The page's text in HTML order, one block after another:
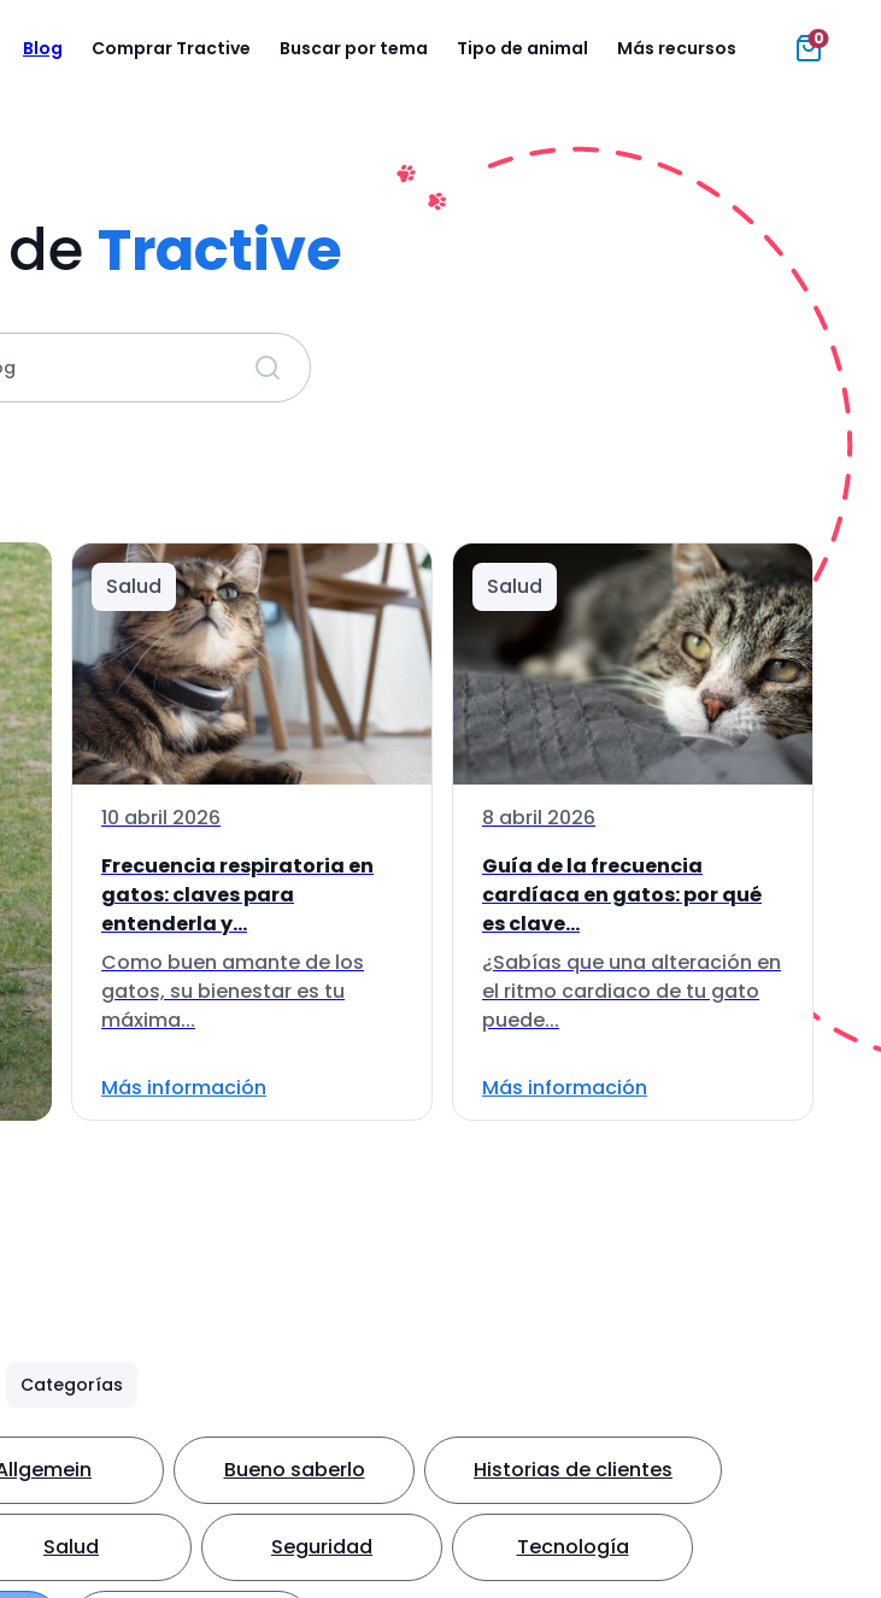
Blog Comprar Tractive Buscar por tema Tipo de animal Más recursos 0
Tractive
Salud
10 abril 2026
Frecuencia respiratoria en
gatos: claves para
entenderla y...
Como buen amante de los
gatos, su bienestar es tu
máxima...
Más información
Salud
8 abril 2026
Guía de la frecuencia
cardíaca en gatos: por qué
es clave...
¿Sabías que una alteración en
el ritmo cardiaco de tu gato
puede...
Más información
Categorías
Bueno saberlo Historias de clientes
Salud Seguridad Tecnología